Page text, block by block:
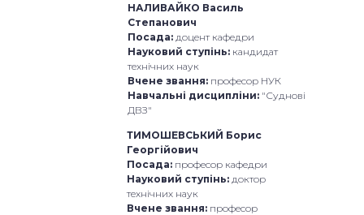
ТИМОШЕВСЬКИЙ Борис
Георгійович
Посада: професор кафедри
Науковий ступінь: доктор
технічних наук
Вчене звання: професор
НАЛИВАЙКО Василь
Степанович
Посада: доцент кафедри
Науковий ступінь: кандидат
технічних наук
Вчене звання: професор НУК
Навчальні дисципліни: "Суднові
ДВЗ"